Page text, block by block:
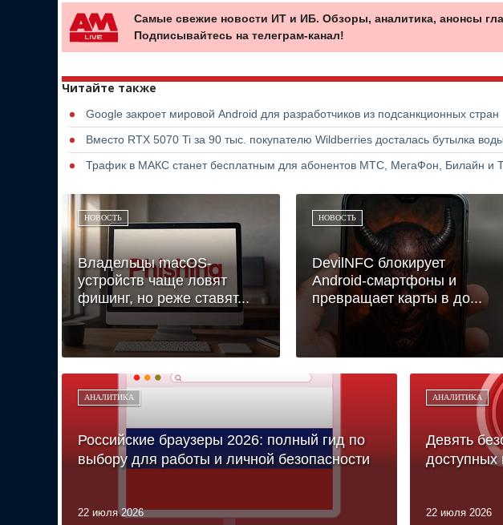
Самые свежие новости ИТ и ИБ. Обзоры, аналитика, анонсы
Подписывайтесь на телеграм-канал!
Читайте также
Google закроет мировой Android для разработчиков из подсанкционных стран
Вместо RTX 5070 Ti за 90 тыс. покупателю Wildberries досталась бутылка воды
Трафик в МАКС станет бесплатным для абонентов МТС, МегаФон, Билайн и
НОВОСТЬ
Владельцы macOS-
устройств чаще ловят
фишинг, но реже ставят...
НОВОСТЬ
DevilNFC блокирует
Android-смартфоны и
превращает карты в до...
АНАЛИТИКА
Российские браузеры 2026: полный гид по
выбору для работы и личной безопасности
22 июля 2026
АНАЛИТИКА
Девять
доступных
22 июля 2026